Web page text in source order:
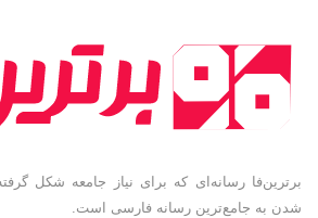
برترین‌فا رسانه‌ای که برای نیاز جامعه شکل
شدن به جامع‌ترین رسانه فارسی است.